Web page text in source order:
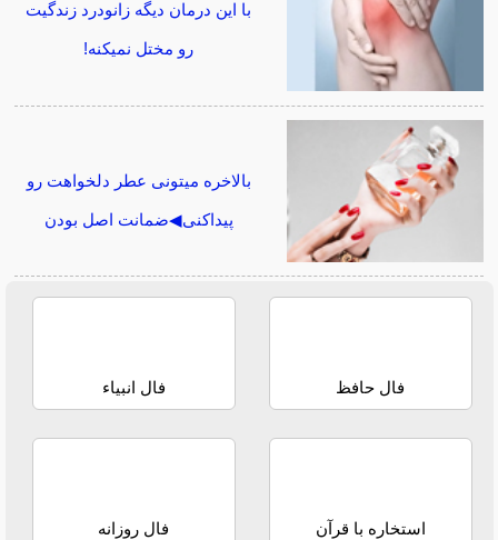
با این درمان دیگه زانودرد زندگیت
رو مختل نمیکنه!
بالاخره میتونی عطر دلخواهت رو
پیداکنی◀ضمانت اصل بودن
فال حافظ فال انبیاء
استخاره با قرآن فال روزانه